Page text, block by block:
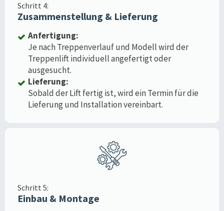
Schritt 4:
Zusammenstellung & Lieferung
Anfertigung:
Je nach Treppenverlauf und Modell wird der
Treppenlift individuell angefertigt oder
ausgesucht.
Lieferung:
Sobald der Lift fertig ist, wird ein Termin für die
Lieferung und Installation vereinbart.
Schritt 5:
Einbau & Montage